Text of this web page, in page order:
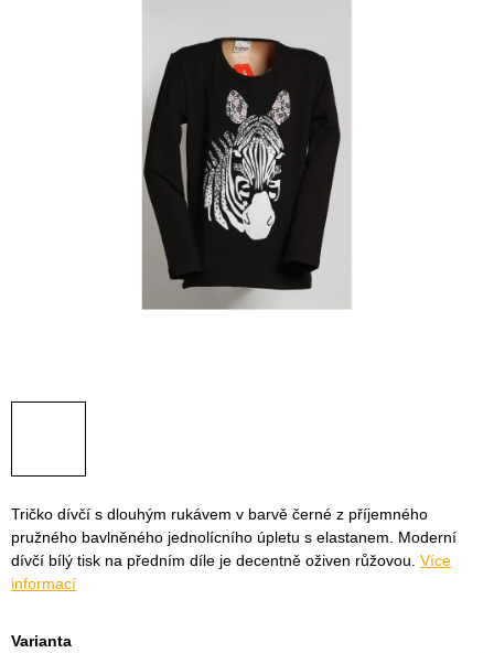
Tričko dívčí s dlouhým rukávem v barvě černé z příjemného
pružného bavlněného jednolícního úpletu s elastanem. Moderní
dívčí bílý tisk na předním díle je decentně oživen růžovou. Více
informací
Varianta